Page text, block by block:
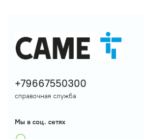
+79667550300
справочная служба
Мы в соц. сетях